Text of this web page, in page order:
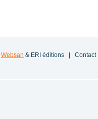
Websan & ERI éditions | Contact